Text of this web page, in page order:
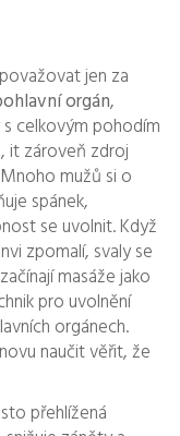
jen za
orgán,
celkovým pohodím
, itzároveň zdroj
mužů si o
spánek,
se uvolnit. Když
zpomalí, svaly se
masáže jako
pro uvolnění
orgánech.
naučit věřit, že
přehlížená